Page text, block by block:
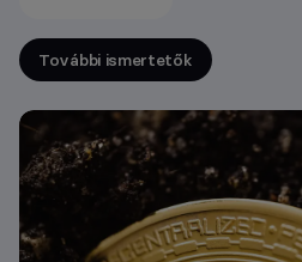
További ismertetők